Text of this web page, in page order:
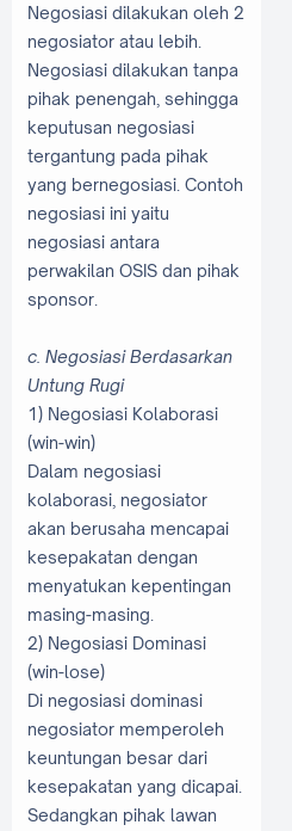
Negosiasi dilakukan oleh 2
negosiator atau lebih.
Negosiasi dilakukan tanpa
pihak penengah, sehingga
keputusan negosiasi
tergantung pada pihak
yang bernegosiasi. Contoh
negosiasi ini yaitu
negosiasi antara
perwakilan OSIS dan pihak
sponsor.
c. Negosiasi Berdasarkan
Untung Rugi
1) Negosiasi Kolaborasi
(win-win)
Dalam negosiasi
kolaborasi, negosiator
akan berusaha mencapai
kesepakatan dengan
menyatukan kepentingan
masing-masing.
2) Negosiasi Dominasi
(win-lose)
Di negosiasi dominasi
negosiator memperoleh
keuntungan besar dari
kesepakatan yang dicapai.
Sedangkan pihak lawan